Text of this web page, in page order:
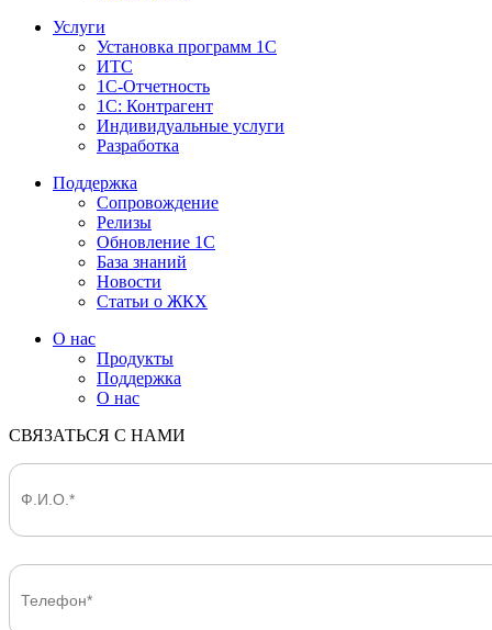
Услуги
Установка программ 1С
ИТС
1С-Отчетность
1С: Контрагент
Индивидуальные услуги
Разработка
Поддержка
Сопровождение
Релизы
Обновление 1С
База знаний
Новости
Статьи о ЖКХ
О нас
Продукты
Поддержка
О нас
СВЯЗАТЬСЯ С НАМИ